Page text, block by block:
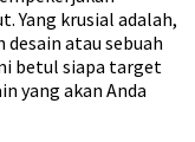
Yang krusial adalah,
desain atau sebuah
betul siapa target
yang akan Anda